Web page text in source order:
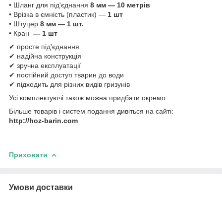
• Шланг для під'єднання 8 мм — 10 метрів
• Врізка в ємність (пластик) — 1 шт
• Штуцер 8 мм — 1 шт.
• Кран — 1 шт
✔ просте під'єднання
✔ надійна конструкція
✔ зручна експлуатації
✔ постійний доступ тварин до води
✔ підходить для різних видів гризунів
Усі комплектуючі також можна придбати окремо.
Більше товарів і систем подання дивіться на сайті:
http://hoz-barin.com
Приховати
Умови доставки